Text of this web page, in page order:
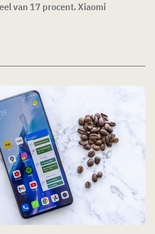
van 17 procent. Xiaomi